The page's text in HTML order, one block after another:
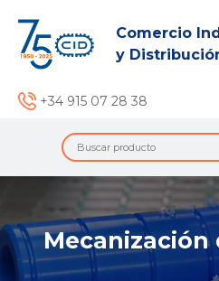
Comercio
y
+34 915 07 28 38
Mecanización